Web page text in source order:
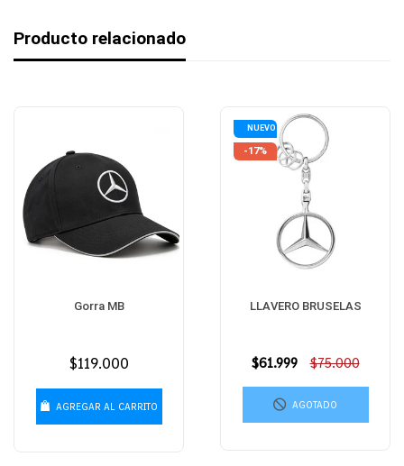
Producto relacionado
Gorra MB
Precio
$119.000
AGREGAR AL CARRITO
NUEVO
-17%
LLAVERO BRUSELAS
Precio
$61.999 $75.000
AGOTADO